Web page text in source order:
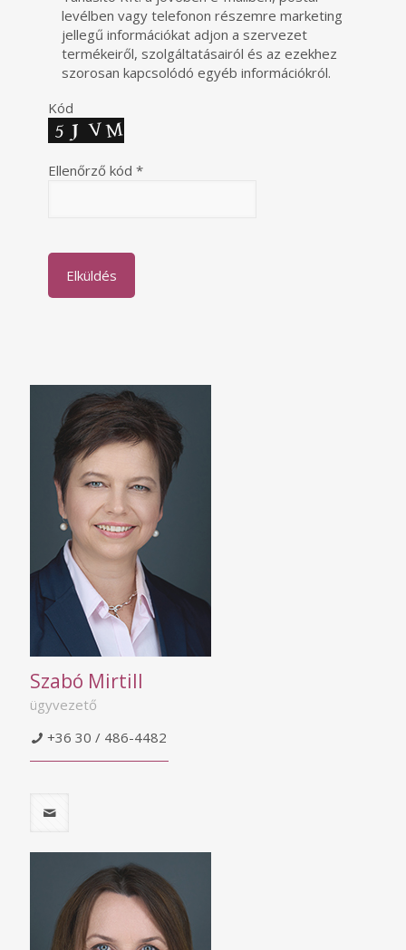
levélben vagy telefonon részemre marketing
jellegű információkat adjon a szervezet
termékeiről, szolgáltatásairól és az ezekhez
szorosan kapcsolódó egyéb információkról.
Kód
Ellenőrző kód *
Szabó Mirtill
ügyvezető
+36 30 / 486-4482